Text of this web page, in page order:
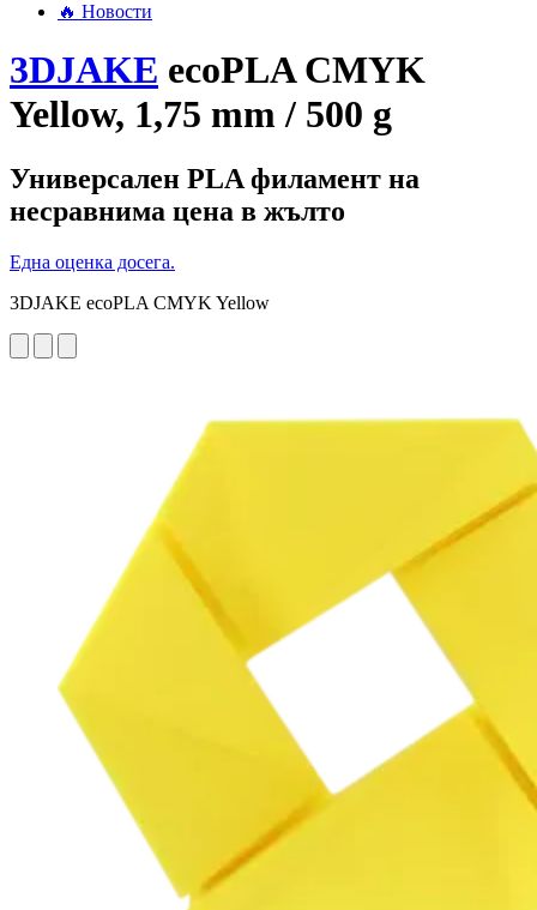
🔥 Новости
3DJAKE ecoPLA CMYK
Yellow, 1,75 mm / 500 g
Универсален PLA филамент на
несравнима цена в жълто
Една оценка досега.
3DJAKE ecoPLA CMYK Yellow